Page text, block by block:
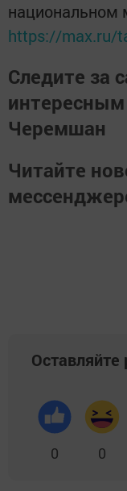
национальном
https://max.ru/
Следите
Черемшан
Читайте
Оставляйте
0 0